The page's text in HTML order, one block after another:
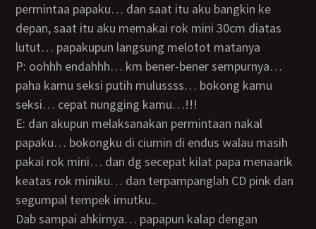
permintaa papaku… dan saat itu aku bangkin ke
depan, saat itu aku memakai rok mini 30cm diatas
lutut… papakupun langsung melotot matanya
P: oohhh endahhh… km bener-bener sempurnya…
paha kamu seksi putih mulussss… bokong kamu
seksi… cepat nungging kamu…!!!
E: dan akupun melaksanakan permintaan nakal
papaku… bokongku di ciumin di endus walau masih
pakai rok mini… dan dg secepat kilat papa menaarik
keatas rok miniku… dan terpampanglah CD pink dan
segumpal tempek imutku..
Dab sampai ahkirnya… papapun kalap dengan